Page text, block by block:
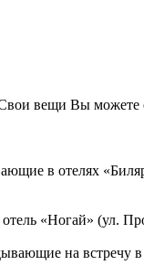
вещи Вы можете
в отелях
«Ногай» (ул.
на встречу в